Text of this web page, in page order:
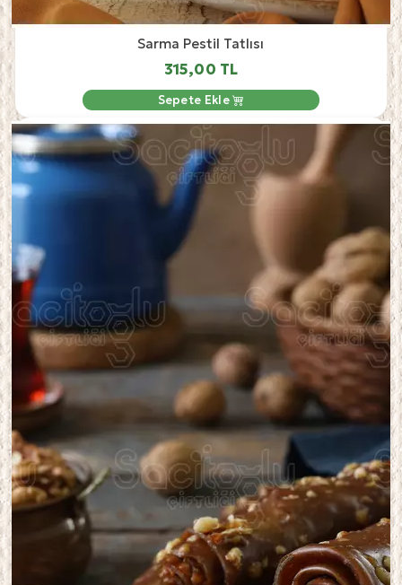
Sarma Pestil Tatlısı
315,00 TL
Sepete Ekle